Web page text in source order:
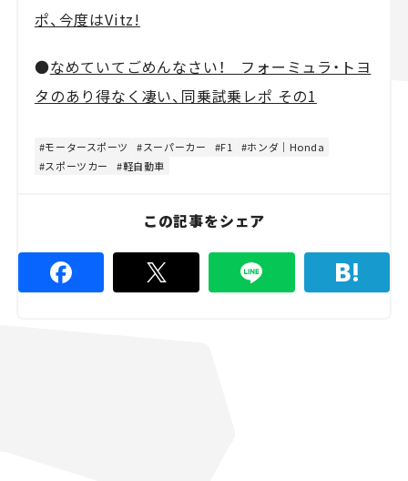
ポ、今度はVitz!
●なめていてごめんなさい！ フォーミュラ・トヨ
タのあり得なく凄い、同乗試乗レポ その1
モータースポーツ スーパーカー F1
ホンダ｜Honda
スポーツカー
軽自動車
この記事をシェア